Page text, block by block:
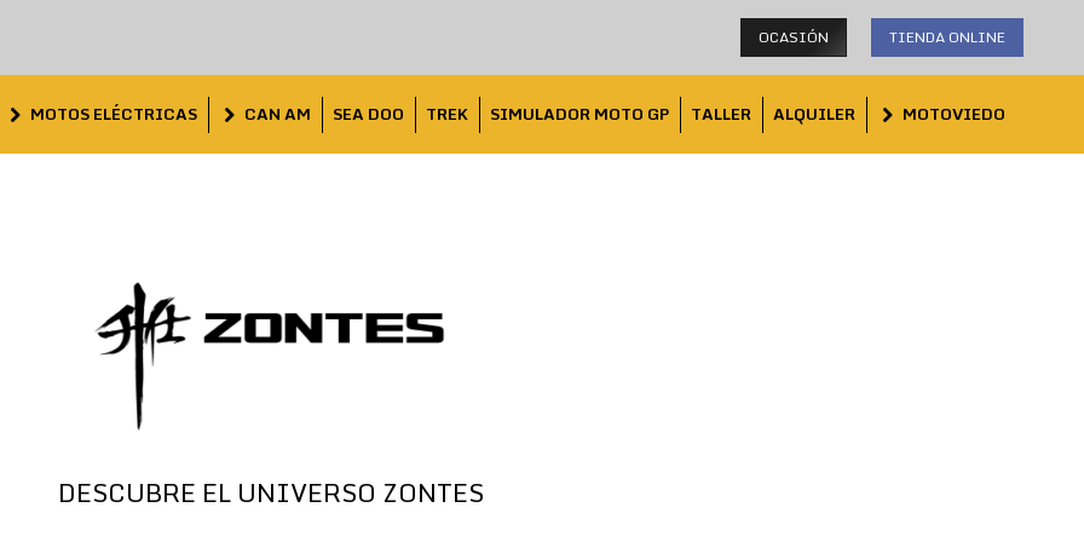
OCASIÓN TIENDA ONLINE
MOTOS ELÉCTRICAS CAN AM SEA DOO TREK SIMULADOR MOTO GP TALLER ALQUILER MOTOVIEDO
DESCUBRE EL UNIVERSO ZONTES